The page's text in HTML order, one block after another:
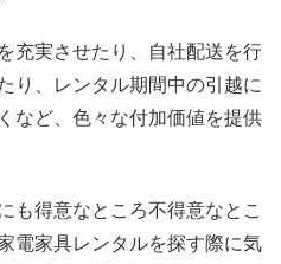
充実させたり、自社配送を行
り、レンタル期間中の引越に
など、色々な付加価値を提供
も得意なところ不得意なとこ
電家具レンタルを探す際に気